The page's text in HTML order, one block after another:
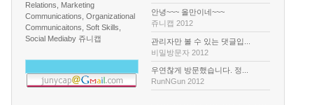
Relations, Marketing
Communications, Organizational
Communicaitons, Soft Skills,
Social Mediaby 쥬니캡
안녕~~~ 올만이네~~~
쥬니캡 2012
관리자만 볼 수 있는 댓글입...
비밀방문자 2012
우연찮게 방문했습니다. 정...
RunNGun 2012